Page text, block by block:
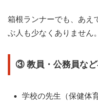
箱根ランナーでも、あえ
ぶ人も少なくありません。
③ 教員・公務員な
学校の先生（保健体